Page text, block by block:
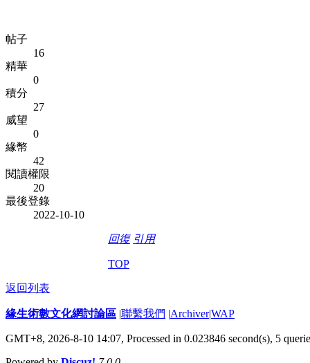
帖子
16
精華
0
積分
27
威望
0
緣幣
42
閱讀權限
20
最後登錄
2022-10-10
回復 引用
TOP
返回列表
緣生術數文化網討論區 |聯繫我們 |Archiver|WAP
GMT+8, 2026-8-10 14:07, Processed in 0.023846 second(s), 5